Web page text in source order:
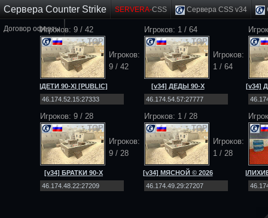
Сервера Counter Strike SERVERA-CSS Сервера CSS v34
Договор офертыИгроков: 9 / 42
TOP
Игроков:
9 / 42
|ДЕТИ 90-Х| [PUBLIC]
[NO-STEAM|v34]
Игроков: 1 / 64
TOP
Игроков:
1 / 64
[v34] ДЕДЫ 90-Х
[Public] 18+
[v34]
Игроков: 9 / 28
TOP
Игроков:
9 / 28
[v34] БРАТКИ 90-Х
[Public] 18+
Игроков: 1 / 28
TOP
Игроков:
1 / 28
[v34] МЯСНОЙ © 2026
[Public] 18+